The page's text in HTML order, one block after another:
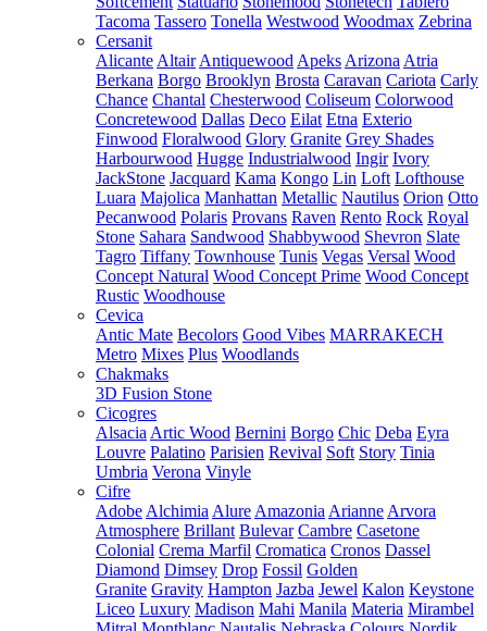
Tacoma Tassero Tonella Westwood Woodmax Zebrina
Cersanit
Alicante Altair Antiquewood Apeks Arizona Atria
Berkana Borgo Brooklyn Brosta Caravan Cariota Carly
Chance Chantal Chesterwood Coliseum Colorwood
Concretewood Dallas Deco Eilat Etna Exterio
Finwood Floralwood Glory Granite Grey Shades
Harbourwood Hugge Industrialwood Ingir Ivory
JackStone Jacquard Kama Kongo Lin Loft Lofthouse
Luara Majolica Manhattan Metallic Nautilus Orion Otto
Pecanwood Polaris Provans Raven Rento Rock Royal
Stone Sahara Sandwood Shabbywood Shevron Slate
Tagro Tiffany Townhouse Tunis Vegas Versal Wood
Concept Natural Wood Concept Prime Wood Concept
Rustic Woodhouse
Cevica
Antic Mate Becolors Good Vibes MARRAKECH
Metro Mixes Plus Woodlands
Chakmaks
3D Fusion Stone
Cicogres
Alsacia Artic Wood Bernini Borgo Chic Deba Eyra
Louvre Palatino Parisien Revival Soft Story Tinia
Umbria Verona Vinyle
Cifre
Adobe Alchimia Alure Amazonia Arianne Arvora
Atmosphere Brillant Bulevar Cambre Casetone
Colonial Crema Marfil Cromatica Cronos Dassel
Diamond Dimsey Drop Fossil Golden
Granite Gravity Hampton Jazba Jewel Kalon Keystone
Liceo Luxury Madison Mahi Manila Materia Mirambel